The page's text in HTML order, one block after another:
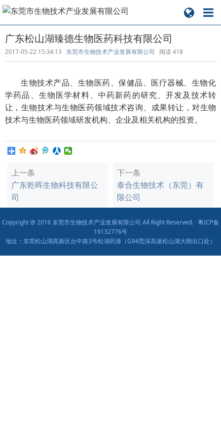
广东松山湖臻德生物医药科技有限公司
2017-05-22 15:34:13 东莞市生物技术产业发展有限公司 阅读418
生物技术产品、生物医药、保健品、医疗器械、生物化
学药品、生物医学材料、中药新药的研究、开发及技术转
让，生物技术与生物医药领域技术咨询、成果转让，对生物
技术与生物医药领域研发机构、企业及相关机构的投资。
上一条
广东乾晖生物科技有限公
司
下一条
泰合生物技术（东莞）有
限公司
Copyright @ 2016 东莞市生物技术产业发展有限公司 All Right Reserved. 粤ICP备
19132776号
地址：东莞松山湖高新区台中路3号松湖药港（G94莞深高速松山湖大朗出口处）